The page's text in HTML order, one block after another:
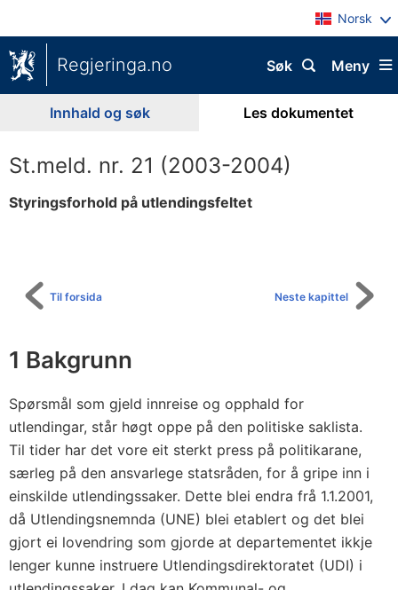
Norsk
Regjeringa.no Meny
Søk
Innhald og søk Les dokumentet
St.meld. nr. 21 (2003-2004)
Styringsforhold på utlendingsfeltet
Neste kapittel
Til forsida
1 Bakgrunn
Spørsmål som gjeld innreise og opphald for
utlendingar, står høgt oppe på den politiske saklista.
Til tider har det vore eit sterkt press på politikarane,
særleg på den ansvarlege statsråden, for å gripe inn i
einskilde utlendingssaker. Dette blei endra frå 1.1.2001,
då Utlendingsnemnda (UNE) blei etablert og det blei
gjort ei lovendring som gjorde at departementet ikkje
lenger kunne instruere Utlendingsdirektoratet (UDI) i